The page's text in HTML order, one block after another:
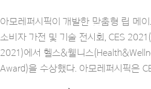
아모레퍼시픽이 개발한 맞춤형 립 메
소비자 가전 및 기술 전시회, CES
2021)에서 헬스&웰니스
Award)을 수상했다. 아모레퍼시픽은